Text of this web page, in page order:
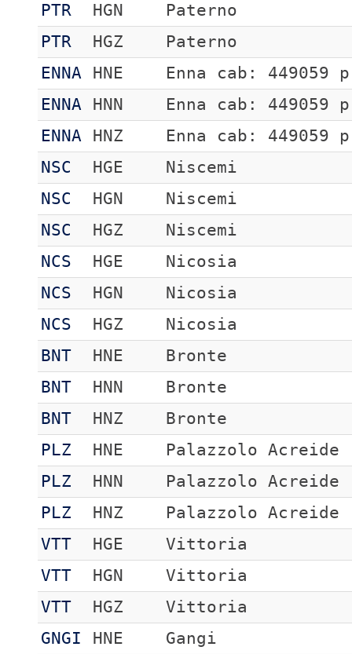
PTR
HGN
Paterno
PTR
HGZ
Paterno
ENNA
HNE
Enna cab:
ENNA
HNN
Enna cab:
ENNA
HNZ
Enna cab:
NSC
HGE
Niscemi
NSC
HGN
Niscemi
NSC
HGZ
Niscemi
NCS
HGE
Nicosia
NCS
HGN
Nicosia
NCS
HGZ
Nicosia
BNT
HNE
Bronte
BNT
HNN
Bronte
BNT
HNZ
Bronte
PLZ
HNE
Palazzolo Acreide
PLZ
HNN
Palazzolo Acreide
PLZ
HNZ
Palazzolo Acreide
VTT
HGE
Vittoria
VTT
HGN
Vittoria
VTT
HGZ
Vittoria
GNGI
HNE
Gangi